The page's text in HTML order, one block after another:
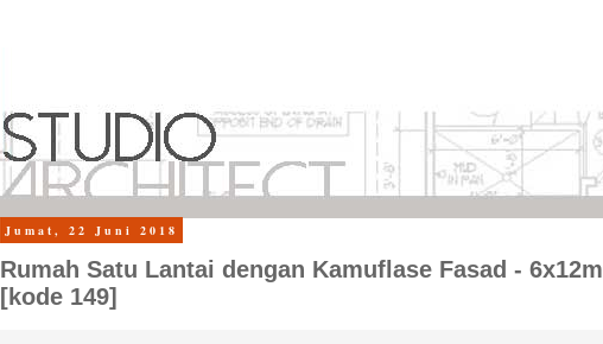
Jumat, 22 Juni 2018
Rumah Satu Lantai dengan Kamuflase Fasad - 6x12m
[kode 149]